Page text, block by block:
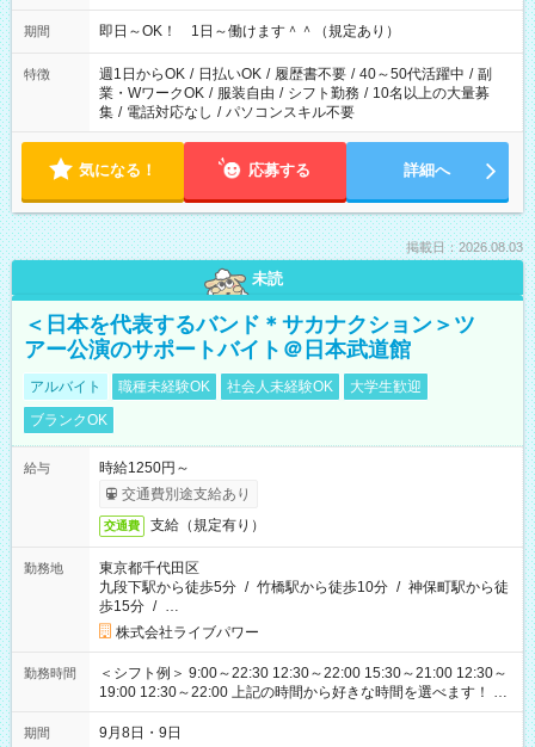
期間 即日～OK！ 1日～働けます＾＾（規定あり）
特徴 週1日からOK / 日払いOK / 履歴書不要 / 40～50代活躍中 / 副
業・WワークOK / 服装自由 / シフト勤務 / 10名以上の大量募
集 / 電話対応なし / パソコンスキル不要
気になる！ 応募する 詳細へ
掲載日：2026.08.03
未読
＜日本を代表するバンド＊サカナクション＞ツ
アー公演のサポートバイト＠日本武道館
アルバイト 職種未経験OK 社会人未経験OK
大学生歓迎
ブランクOK
給与
時給1250円～
交通費別途支給あり
交通費 支給（規定有り）
勤務地
東京都千代田区
九段下駅から徒歩5分 / 竹橋駅から徒歩10分 / 神保町駅から徒
歩15分 / …
株式会社ライブパワー
勤務時間
＜シフト例＞ 9:00～22:30 12:30～22:00 15:30～21:00 12:30～
19:00 12:30～22:00 上記の時間から好きな時間を選べます！ ※
時間は変更となる可能性があります
期間 9月8日・9日